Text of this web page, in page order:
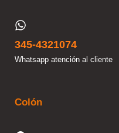
345-4321074
Whatsapp atención al cliente
Colón